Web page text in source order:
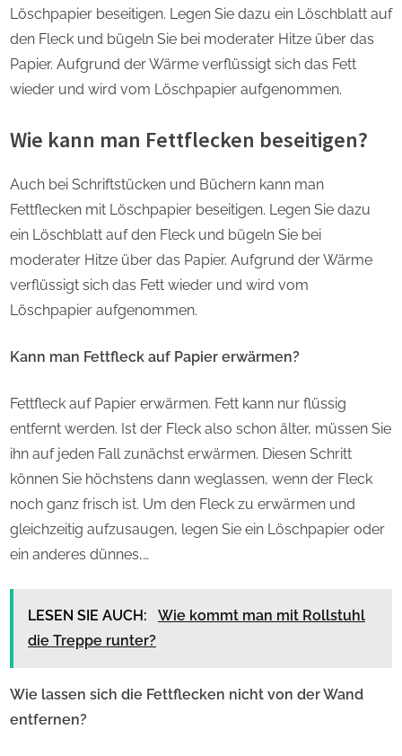
Löschpapier beseitigen. Legen Sie dazu ein Löschblatt auf
den Fleck und bügeln Sie bei moderater Hitze über das
Papier. Aufgrund der Wärme verflüssigt sich das Fett
wieder und wird vom Löschpapier aufgenommen.
Wie kann man Fettflecken beseitigen?
Auch bei Schriftstücken und Büchern kann man
Fettflecken mit Löschpapier beseitigen. Legen Sie dazu
ein Löschblatt auf den Fleck und bügeln Sie bei
moderater Hitze über das Papier. Aufgrund der Wärme
verflüssigt sich das Fett wieder und wird vom
Löschpapier aufgenommen.
Kann man Fettfleck auf Papier erwärmen?
Fettfleck auf Papier erwärmen. Fett kann nur flüssig
entfernt werden. Ist der Fleck also schon älter, müssen Sie
ihn auf jeden Fall zunächst erwärmen. Diesen Schritt
können Sie höchstens dann weglassen, wenn der Fleck
noch ganz frisch ist. Um den Fleck zu erwärmen und
gleichzeitig aufzusaugen, legen Sie ein Löschpapier oder
ein anderes dünnes,…
LESEN SIE AUCH:
Wie kommt man mit Rollstuhl
die Treppe runter?
Wie lassen sich die Fettflecken nicht von der Wand
entfernen?